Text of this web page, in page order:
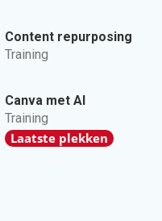
Content repurposing
Training
Canva met AI
Training
Laatste plekken